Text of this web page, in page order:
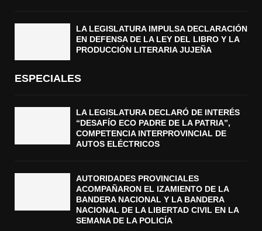
LA LEGISLATURA IMPULSA DECLARACIÓN
EN DEFENSA DE LA LEY DEL LIBRO Y LA
PRODUCCIÓN LITERARIA JUJEÑA
ESPECIALES
LA LEGISLATURA DECLARÓ DE INTERÉS
“DESAFÍO ECO PADRE DE LA PATRIA”,
COMPETENCIA INTERPROVINCIAL DE
AUTOS ELÉCTRICOS
AUTORIDADES PROVINCIALES
ACOMPAÑARON EL IZAMIENTO DE LA
BANDERA NACIONAL Y LA BANDERA
NACIONAL DE LA LIBERTAD CIVIL EN LA
SEMANA DE LA POLICÍA